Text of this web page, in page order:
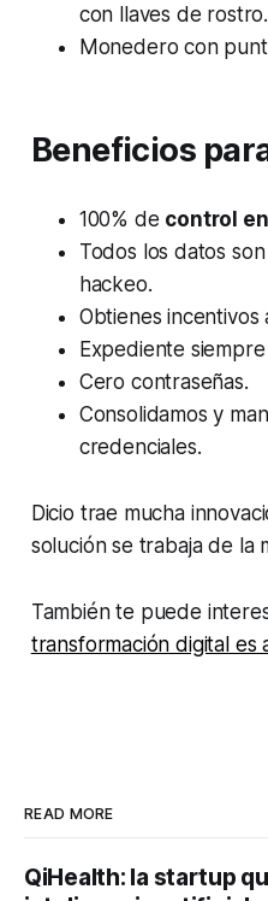
con llaves de rostro.
Monedero con
Beneficios
100% de control
Todos los datos son
hackeo.
Obtienes incentivos
Expediente
Cero contraseñas.
Consolidamos y
credenciales.
Dicio trae mucha
solución se trabaja de la
También te puede
transformación digital es
READ MORE
QiHealth: la startup